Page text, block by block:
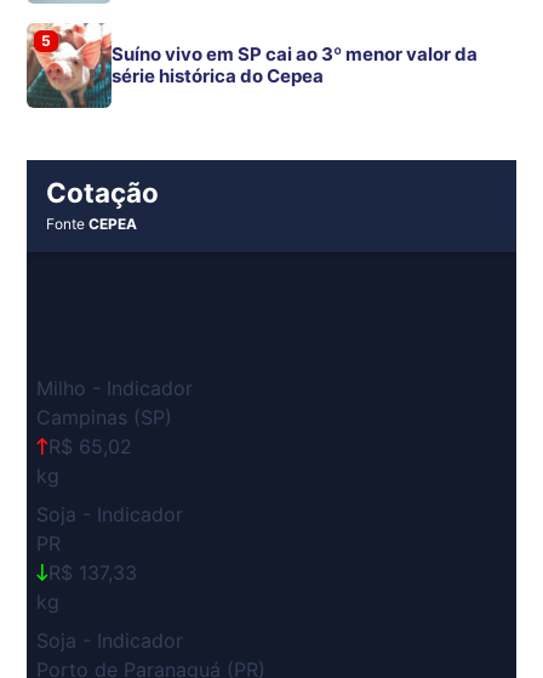
5
Suíno vivo em SP cai ao 3º menor valor da
série histórica do Cepea
Cotação
FonteCEPEA
Milho - Indicador
Campinas (SP)
R$ 65,02
kg
Soja - Indicador
PR
R$ 137,33
kg
Soja - Indicador
Porto de Paranaguá (PR)